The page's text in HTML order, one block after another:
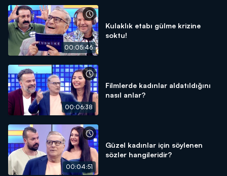
00:05:46
Kulaklık etabı gülme krizine
soktu!
00:06:38
Filmlerde kadınlar aldatıldığını
nasıl anlar?
00:04:51
Güzel kadınlar için söylenen
sözler hangileridir?